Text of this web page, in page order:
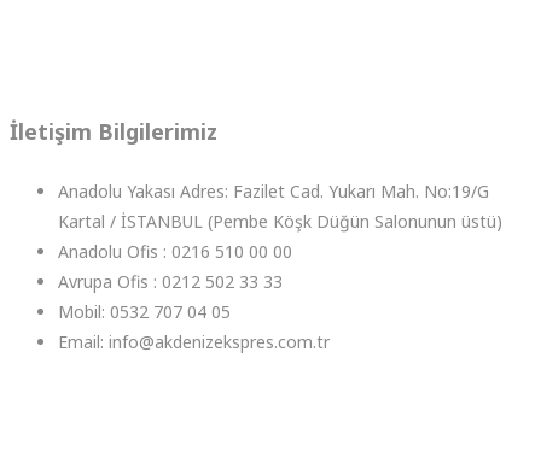
İletişim Bilgilerimiz
Anadolu Yakası Adres: Fazilet Cad. Yukarı Mah. No:19/G
Kartal / İSTANBUL (Pembe Köşk Düğün Salonunun üstü)
Anadolu Ofis : 0216 510 00 00
Avrupa Ofis : 0212 502 33 33
Mobil: 0532 707 04 05
Email: info@akdenizekspres.com.tr